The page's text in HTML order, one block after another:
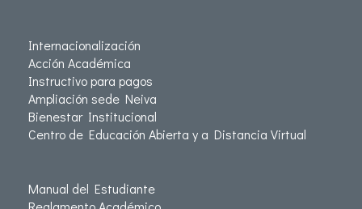
Internacionalización
Acción Académica
Instructivo para pagos
Ampliación sede Neiva
Bienestar Institucional
Centro de Educación Abierta y a Distancia Virtual
Manual del Estudiante